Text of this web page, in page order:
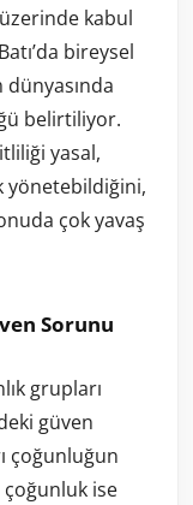
kabul
bireysel
belirtiliyor.
yasal,
yönetebildiğini,
çok yavaş
Sorunu
grupları
güven
çoğunluğun
ise